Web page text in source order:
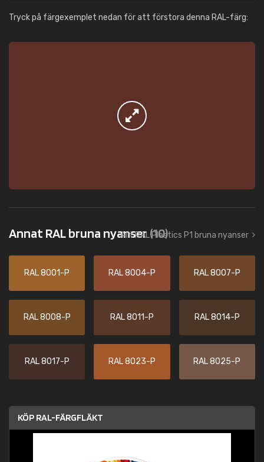
Tryck på färgexemplet nedan för att förstora denna RAL-färg:
Annat RAL bruna nyanser(10)
Allt RAL Plastics P1 bruna nyanser
RAL 8001-P RAL 8004-P RAL 8007-P
RAL 8008-P RAL 8011-P RAL 8014-P
RAL 8017-P RAL 8023-P RAL 8025-P
KÖP RAL-FÄRGFLÄKT